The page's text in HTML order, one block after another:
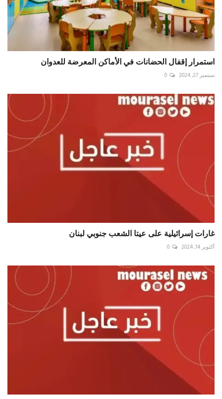
استمرار إقفال الحضانات في الأماكن المعرضة للعدوان
سبتمبر 27, 2024 0
غارات إسرائيلية على عيتا الشعب جنوبي لبنان
أكتوبر 14, 2024 0